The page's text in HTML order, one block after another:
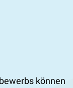
können